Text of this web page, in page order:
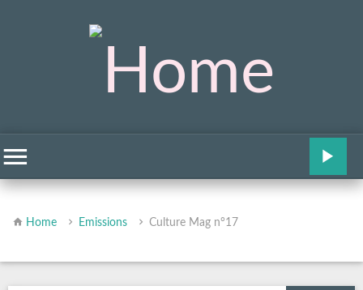
Home Emissions Culture Mag n°17